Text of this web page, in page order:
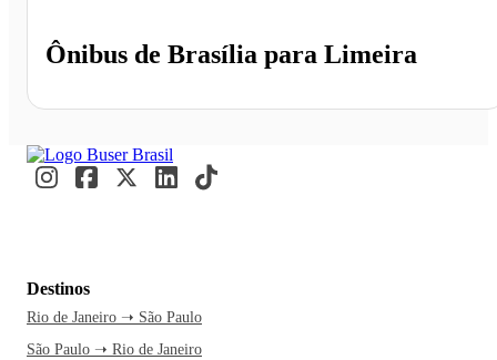
Ônibus de Brasília para Limeira
Destinos
Rio de Janeiro ➝ São Paulo
São Paulo ➝ Rio de Janeiro